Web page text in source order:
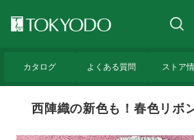
カタログ よくある質問 ストア
西陣織
西陣織の新色も！春色リボ